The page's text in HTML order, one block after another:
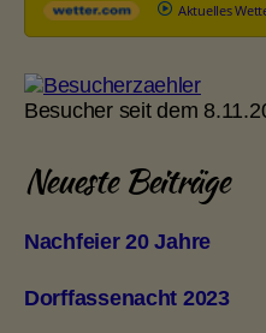
Aktuelles
Besucher seit dem
Neueste Beiträge
Nachfeier 20 Jahre
Dorffassenacht 2023